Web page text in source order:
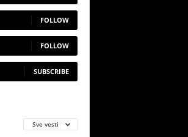
FOLLOW
FOLLOW
SUBSCRIBE
Sve vesti